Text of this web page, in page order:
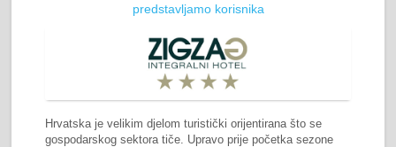
predstavljamo korisnika
Hrvatska je velikim djelom turistički orijentirana što se
gospodarskog sektora tiče. Upravo prije početka sezone